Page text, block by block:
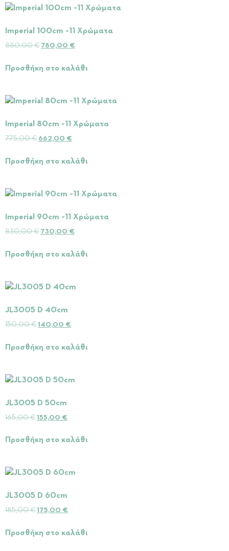
Imperial 100cm ~11 Χρώματα
880,00€ 780,00 €
Προσθήκη στο καλάθι
Imperial 80cm ~11 Χρώματα
775,00€ 662,00 €
Προσθήκη στο καλάθι
Imperial 90cm ~11 Χρώματα
830,00€ 730,00 €
Προσθήκη στο καλάθι
JL3005 D 40cm
150,00€ 140,00 €
Προσθήκη στο καλάθι
JL3005 D 50cm
165,00€ 155,00 €
Προσθήκη στο καλάθι
JL3005 D 60cm
185,00€ 175,00 €
Προσθήκη στο καλάθι